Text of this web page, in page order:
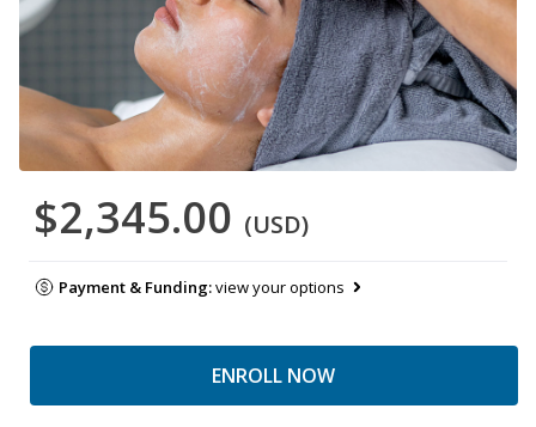
$2,345.00 (USD)
Payment & Funding:view your options
ENROLL NOW